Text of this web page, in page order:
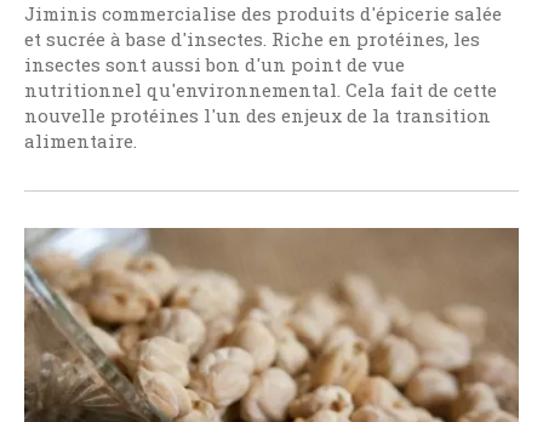
Jiminis commercialise des produits d'épicerie salée
et sucrée à base d'insectes. Riche en protéines, les
insectes sont aussi bon d'un point de vue
nutritionnel qu'environnemental. Cela fait de cette
nouvelle protéines l'un des enjeux de la transition
alimentaire.